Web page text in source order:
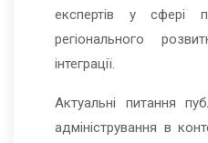
експертів у сфері
регіонального
інтеграції.
Актуальні питання
адміністрування в